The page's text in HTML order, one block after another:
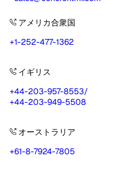
アメリカ合衆国
+1-252-477-1362
イギリス
+44-203-957-8553/
+44-203-949-5508
オーストラリア
+61-8-7924-7805